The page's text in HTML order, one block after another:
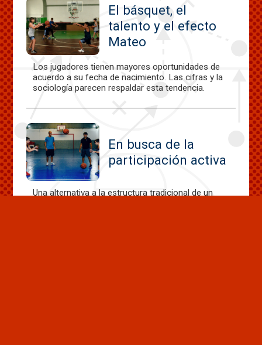
El básquet, el
talento y el efecto
Mateo
Los jugadores tienen mayores oportunidades de
acuerdo a su fecha de nacimiento. Las cifras y la
sociología parecen respaldar esta tendencia.
En busca de la
participación activa
Una alternativa a la estructura tradicional de un